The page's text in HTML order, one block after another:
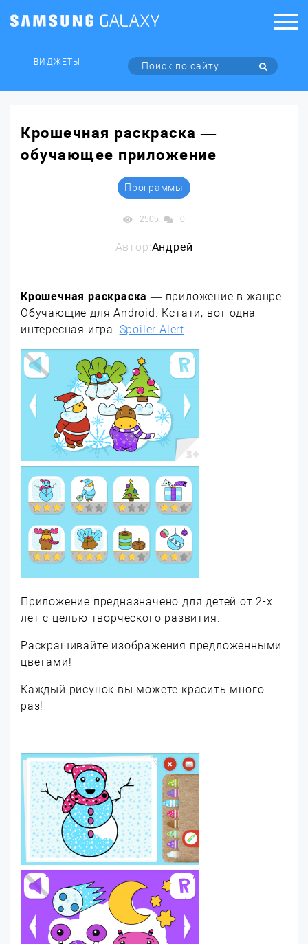
ВИДЖЕТЫ
Крошечная раскраска —
обучающее приложение
Программы
2505 0
Автор:Андрей
Крошечная раскраска — приложение в жанре
Обучающие для Android. Кстати, вот одна
интересная игра: Spoiler Alert
Приложение предназначено для детей от 2-х
лет с целью творческого развития.
Раскрашивайте изображения предложенными
цветами!
Каждый рисунок вы можете красить много
раз!